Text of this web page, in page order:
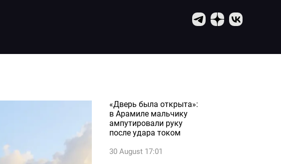
«Дверь была открыта»:
в Арамиле мальчику
ампутировали руку
после удара током
30 August 17:01